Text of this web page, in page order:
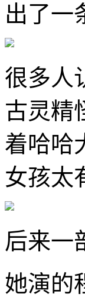
出了一
很多人
古灵精
着哈哈
女孩太
后来一
她演的